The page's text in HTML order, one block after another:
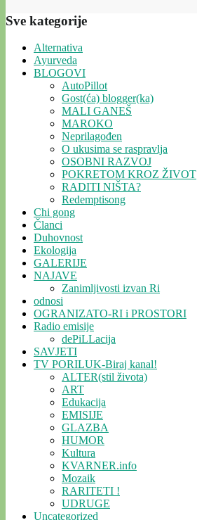
Sve kategorije
Alternativa
Ayurveda
BLOGOVI
AutoPillot
Gost(ća) blogger(ka)
MALI GANEŠ
MAROKO
Neprilagođen
O ukusima se raspravlja
OSOBNI RAZVOJ
POKRETOM KROZ ŽIVOT
RADITI NIŠTA?
Redemptisong
Chi gong
Članci
Duhovnost
Ekologija
GALERIJE
NAJAVE
Zanimljivosti izvan Ri
odnosi
OGRANIZATO-RI i PROSTORI
Radio emisije
dePiLLacija
SAVJETI
TV PORILUK-Biraj kanal!
ALTER(stil života)
ART
Edukacija
EMISIJE
GLAZBA
HUMOR
Kultura
KVARNER.info
Mozaik
RARITETI !
UDRUGE
Uncategorized